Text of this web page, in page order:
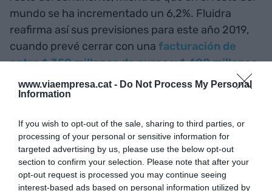
www.viaempresa.cat - Do Not Process My Personal
Information
If you wish to opt-out of the sale, sharing to third parties, or
processing of your personal or sensitive information for
targeted advertising by us, please use the below opt-out
section to confirm your selection. Please note that after your
opt-out request is processed you may continue seeing
interest-based ads based on personal information utilized by
mundo se ha incrementado un 6,2%. Fluidra
reafirma así sus previsiones para este año 2019,
cuando prevé cerrar con una facturación de
entre 1.350 millones de euros y 1.400 millones.
de Google de forma gratuita
Mantente informado con las últimas noticias de
actualidad
ACTIVAR AHORA